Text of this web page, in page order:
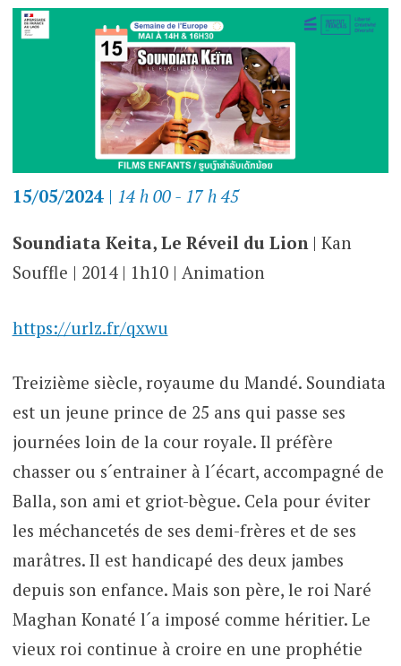
15/05/2024| 14 h 00 - 17 h 45
Soundiata Keita, Le Réveil du Lion | Kan
Souffle | 2014 | 1h10 | Animation
https://urlz.fr/qxwu
Treizième siècle, royaume du Mandé. Soundiata
est un jeune prince de 25 ans qui passe ses
journées loin de la cour royale. Il préfère
chasser ou s´entrainer à l´écart, accompagné de
Balla, son ami et griot-bègue. Cela pour éviter
les méchancetés de ses demi-frères et de ses
marâtres. Il est handicapé des deux jambes
depuis son enfance. Mais son père, le roi Naré
Maghan Konaté l´a imposé comme héritier. Le
vieux roi continue à croire en une prophétie